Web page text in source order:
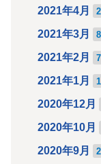
2021年4月 2
2021年3月 8
2021年2月 7
2021年1月
2020年12月
2020年10月
2020年9月 2